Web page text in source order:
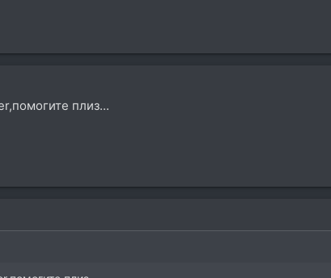
плиз...